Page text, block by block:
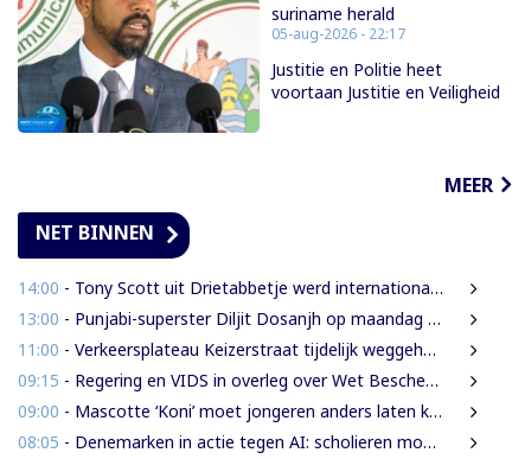
suriname herald
05-aug-2026 - 22:17
Justitie en Politie heet
voortaan Justitie en Veiligheid
MEER
NET BINNEN
14:00 - Tony Scott uit Drietabbetje werd internationaal bekend door zijn hiphouse muziek
13:00 - Punjabi-superster Diljit Dosanjh op maandag 7 september in Ziggo Dome
11:00 - Verkeersplateau Keizerstraat tijdelijk weggehaald vanwege chaos rond Domineestraat
09:15 - Regering en VIDS in overleg over Wet Bescherming Woon- en Leefgebieden
09:00 - Mascotte ‘Koni’ moet jongeren anders laten kijken naar Surinaamse houtsector
08:05 - Denemarken in actie tegen AI: scholieren moeten extra mondelinge examens doen